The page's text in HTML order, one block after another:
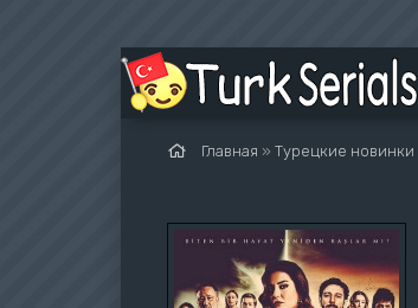
Главная » Турецкие новинки